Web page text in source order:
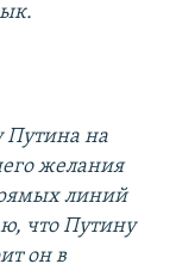
Путина на
желания
линий
что Путину
он в